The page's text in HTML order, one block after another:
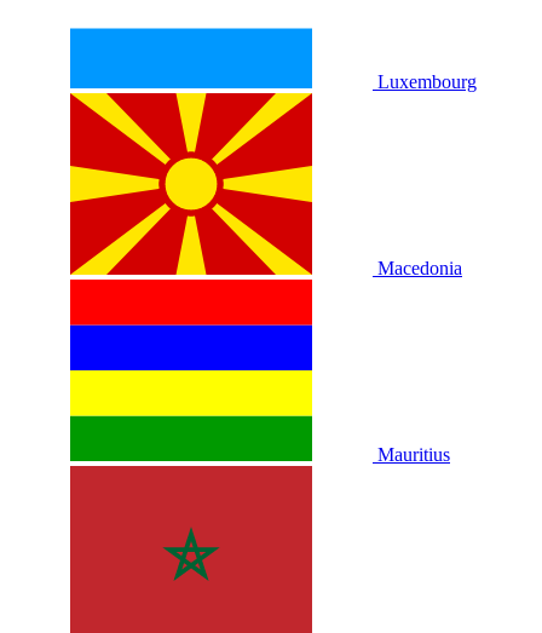
Luxembourg
Macedonia
Mauritius